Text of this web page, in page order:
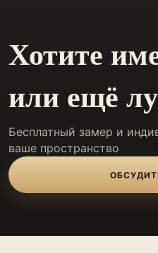
Хотите
или ещё
Бесплатный замер и
ваше пространство